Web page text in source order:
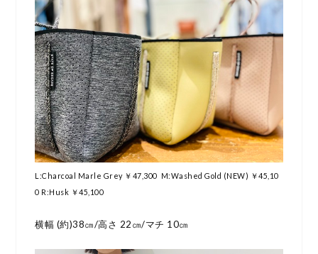
L:Charcoal Marle Grey ￥47,300 M:Washed Gold (NEW) ￥45,10
0 R:Husk ￥45,100
横幅 (約)38㎝/高さ 22㎝/マチ 10㎝